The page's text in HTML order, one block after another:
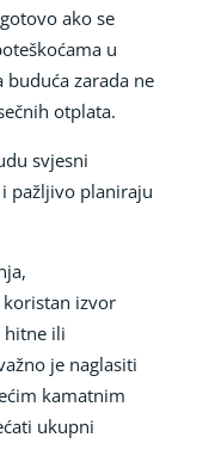
ako se
u
zarada ne
otplata.
svjesni
pažljivo planiraju
izvor
hitne ili
je naglasiti
kamatnim
ukupni